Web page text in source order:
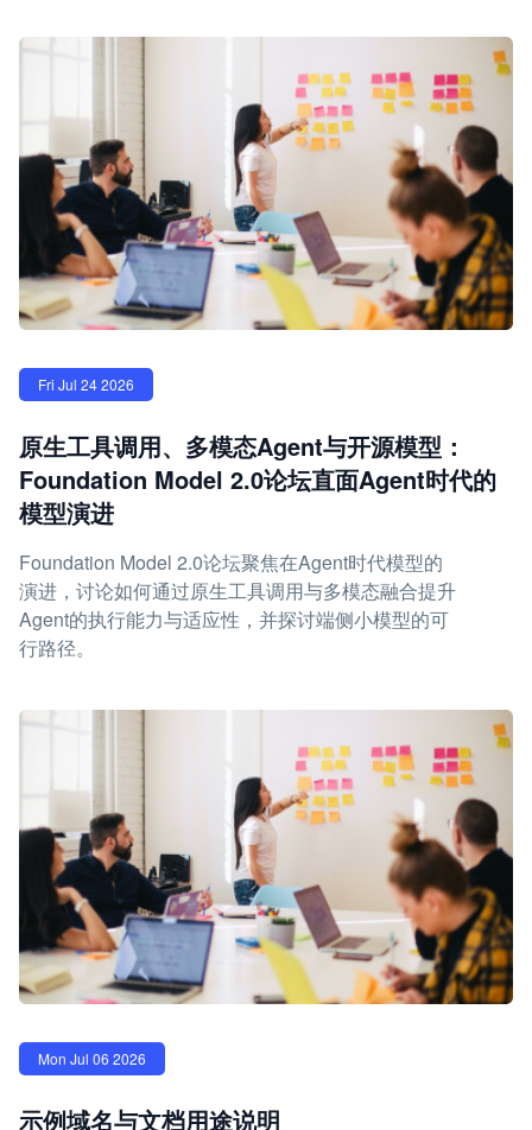
Fri Jul 24 2026
原生工具调用、多模态Agent与开源模型：
Foundation Model 2.0论坛直面Agent时代的
模型演进
Foundation Model 2.0论坛聚焦在Agent时代模型的
演进，讨论如何通过原生工具调用与多模态融合提升
Agent的执行能力与适应性，并探讨端侧小模型的可
行路径。
Mon Jul 06 2026
示例域名与文档用途说明